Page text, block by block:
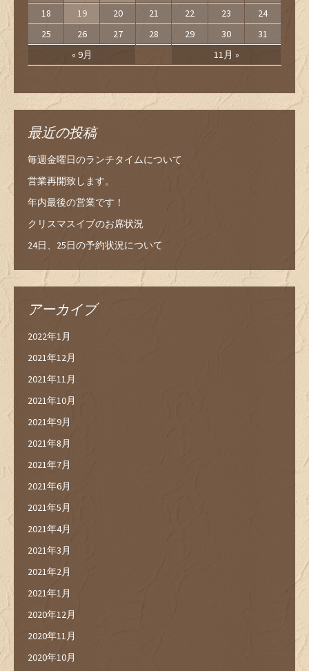
« 9月 11月 »
18 19 20 21 22 23
24
25
26 27 28 29 30 31
最近の投稿
毎週金曜日のランチタイムについて
営業再開致します。
年内最後の営業です！
クリスマスイブのお席状況
24日、25日の予約状況について
アーカイブ
2022年1月
2021年12月
2021年11月
2021年10月
2021年9月
2021年8月
2021年7月
2021年6月
2021年5月
2021年4月
2021年3月
2021年2月
2021年1月
2020年12月
2020年11月
2020年10月